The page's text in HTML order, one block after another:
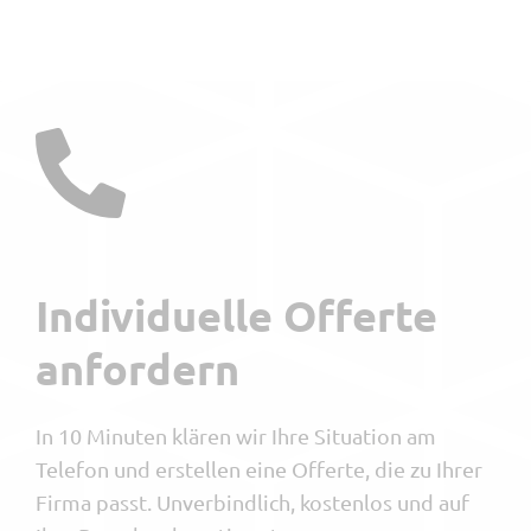
Individuelle Offerte
anfordern
In 10 Minuten klären wir Ihre Situation am
Telefon und erstellen eine Offerte, die zu Ihrer
Firma passt. Unverbindlich, kostenlos und auf